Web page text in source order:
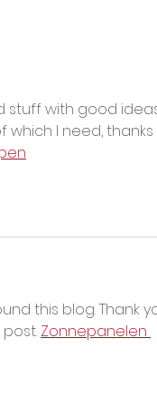
a
stuff with good
I need,
this blog. Thank
Zonnepanelen